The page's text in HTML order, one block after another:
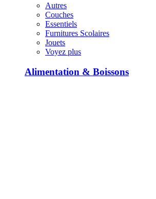
Autres
Couches
Essentiels
Furnitures Scolaires
Jouets
Voyez plus
Alimentation & Boissons